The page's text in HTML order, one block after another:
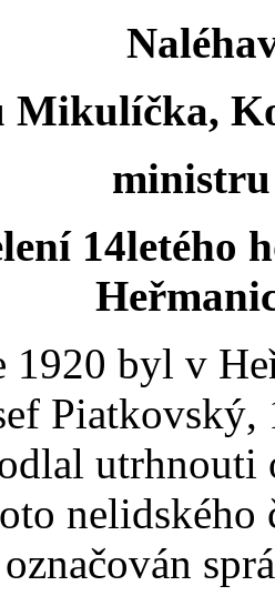
Mikulíčka,
14letého
1920 byl v
utrhnouti
nelidského